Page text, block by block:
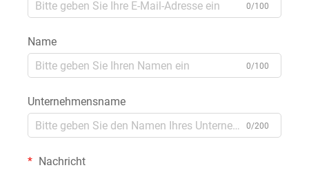
0/100
Name
0/100
Unternehmensname
0/200
Nachricht